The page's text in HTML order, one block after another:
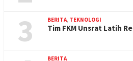
3 BERITA, TEKNOLOGI
Tim FKM Unsrat Latih
BERITA